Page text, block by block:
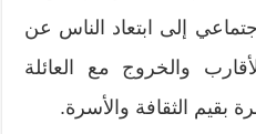
إلى ابتعاد الناس عن
والخروج مع العائلة
بقيم الثقافة والأسرة.